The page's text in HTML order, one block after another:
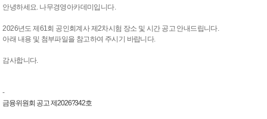
안녕하세요. 나무경영아카데미입니다.
2026년도 제61회 공인회계사 제2차시험 장소 및 시간 공고 안내드립니다.
아래 내용 및 첨부파일을 참고하여 주시기 바랍니다.
감사합니다.
-
금융위원회 공고 제2026?342호